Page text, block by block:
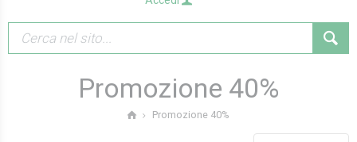
Promozione 40%
Promozione 40%